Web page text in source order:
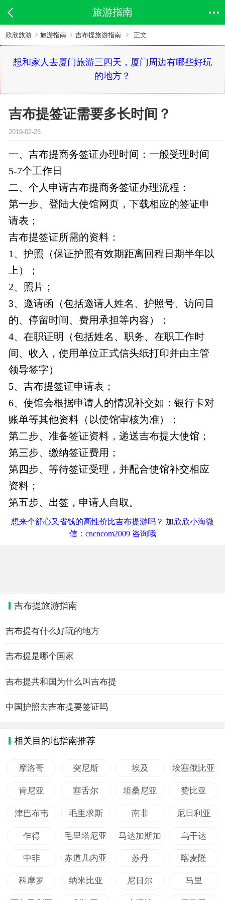
旅游指南
欣欣旅游 旅游指南 吉布提旅游指南 正文
想和家人去厦门旅游三四天，厦门周边有哪些好玩
的地方？
吉布提签证需要多长时间？
2019-02-25
一、吉布提商务签证办理时间：一般受理时间
5-7个工作日
二、个人申请吉布提商务签证办理流程：
第一步、登陆大使馆网页，下载相应的签证申
请表；
吉布提签证所需的资料：
1、护照（保证护照有效期距离回程日期半年以
上）；
2、照片；
3、邀请函（包括邀请人姓名、护照号、访问目
的、停留时间、费用承担等内容）；
4、在职证明（包括姓名、职务、在职工作时
间、收入，使用单位正式信头纸打印并由主管
领导签字）
5、吉布提签证申请表；
6、使馆会根据申请人的情况补交如：银行卡对
账单等其他资料（以使馆审核为准）；
第二步、准备签证资料，递送吉布提大使馆；
第三步、缴纳签证费用；
第四步、等待签证受理，并配合使馆补交相应
资料；
第五步、出签，申请人自取。
想来个舒心又省钱的高性价比吉布提游吗？ 加欣欣小海微
信：cncncom2009 咨询哦
吉布提旅游指南
吉布提有什么好玩的地方
吉布提是哪个国家
吉布提共和国为什么叫吉布提
中国护照去吉布提要签证吗
相关目的地指南推荐
摩洛哥 突尼斯 埃及 埃塞俄比亚
肯尼亚 塞舌尔 坦桑尼亚 赞比亚
津巴布韦 毛里求斯 南非 尼日利亚
乍得 毛里塔尼亚 马达加斯加 乌干达
中非 赤道几内亚 苏丹 喀麦隆
科摩罗 纳米比亚 尼日尔 马里